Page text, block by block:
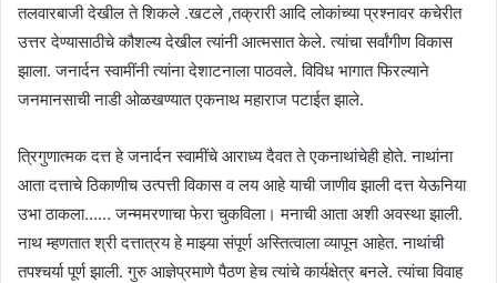
तलवारबाजी देखील ते शिकले .खटले ,तक्रारी आदि लोकांच्या प्रश्नावर कचेरीत
उत्तर देण्यासाठीचे कौशल्य देखील त्यांनी आत्मसात केले. त्यांचा सर्वांगीण विकास
झाला. जनार्दन स्वामींनी त्यांना देशाटनाला पाठवले. विविध भागात फिरल्याने
जनमानसाची नाडी ओळखण्यात एकनाथ महाराज पटाईत झाले.
त्रिगुणात्मक दत्त हे जनार्दन स्वामींचे आराध्य दैवत ते एकनाथांचेही होते. नाथांना
आता दत्ताचे ठिकाणीच उत्पत्ती विकास व लय आहे याची जाणीव झाली दत्त येऊनिया
उभा ठाकला…… जन्ममरणाचा फेरा चुकविला। मनाची आता अशी अवस्था झाली.
नाथ म्हणतात श्री दत्तात्रय हे माझ्या संपूर्ण अस्तित्वाला व्यापून आहेत. नाथांची
तपश्चर्या पूर्ण झाली. गुरु आज्ञेप्रमाणे पैठण हेच त्यांचे कार्यक्षेत्र बनले. त्यांचा विवाह